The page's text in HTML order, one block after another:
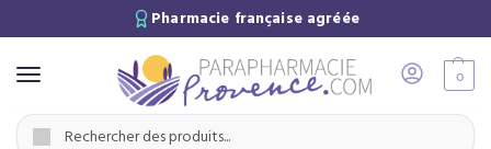
Pharmacie française agréée
0
/ Médecine naturelle